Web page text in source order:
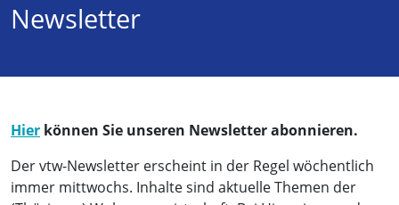
Newsletter
Hier können Sie unseren Newsletter abonnieren.
Der vtw-Newsletter erscheint in der Regel wöchentlich
immer mittwochs. Inhalte sind aktuelle Themen der